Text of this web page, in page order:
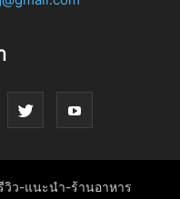
วิว-แนะนำ-ร้านอาหาร